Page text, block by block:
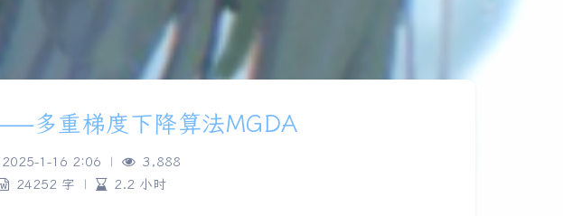
多重梯度下降算法MGDA
2025-1-16 2:06 |
3,888
24252 字
| 2.2 小时